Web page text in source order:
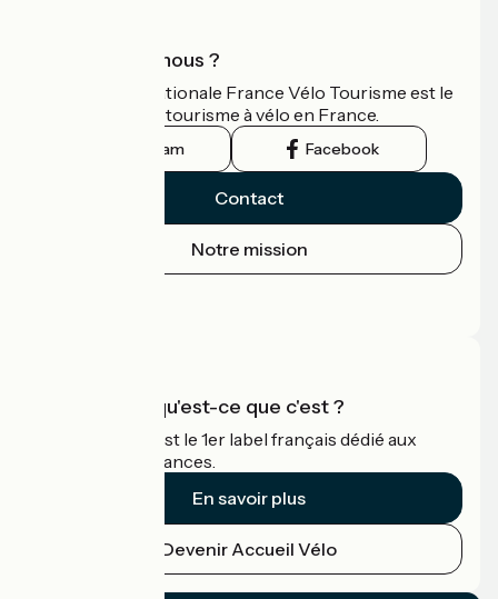
Qui sommes-nous ?
L'association nationale France Vélo Tourisme est le
guide officiel du tourisme à vélo en France.
Instagram Facebook
Contact
Notre mission
Accueil Vélo qu'est-ce que c'est ?
Accueil Vélo c'est le 1er label français dédié aux
cyclistes en vacances.
En savoir plus
Devenir Accueil Vélo